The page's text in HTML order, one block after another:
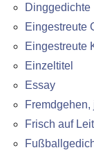
Dinggedichte
Eingestreute
Eingestreute
Einzeltitel
Essay
Frisch auf